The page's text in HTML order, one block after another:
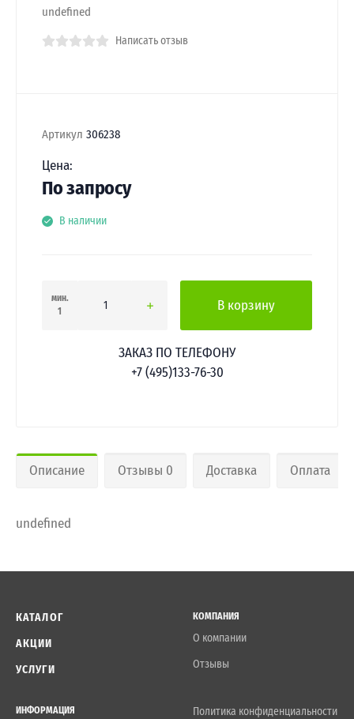
undefined
Написать отзыв
Артикул 306238
Цена:
По запросу
В наличии
мин.
1
В корзину
ЗАКАЗ ПО ТЕЛЕФОНУ
+7 (495)133-76-30
Описание Отзывы 0 Доставка Оплата
undefined
КАТАЛОГ
АКЦИИ
УСЛУГИ
КОМПАНИЯ
О компании
Отзывы
ИНФОРМАЦИЯ
Политика конфиденциальности